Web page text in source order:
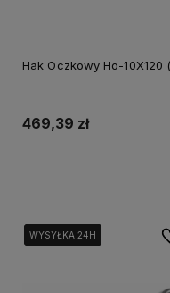
Hak Oczkowy Ho-10X120
469,39 zł
WYSYŁKA 24H
WYSYŁKA 24H
WYSYŁKA 24H